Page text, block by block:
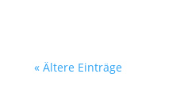
« Ältere Einträge